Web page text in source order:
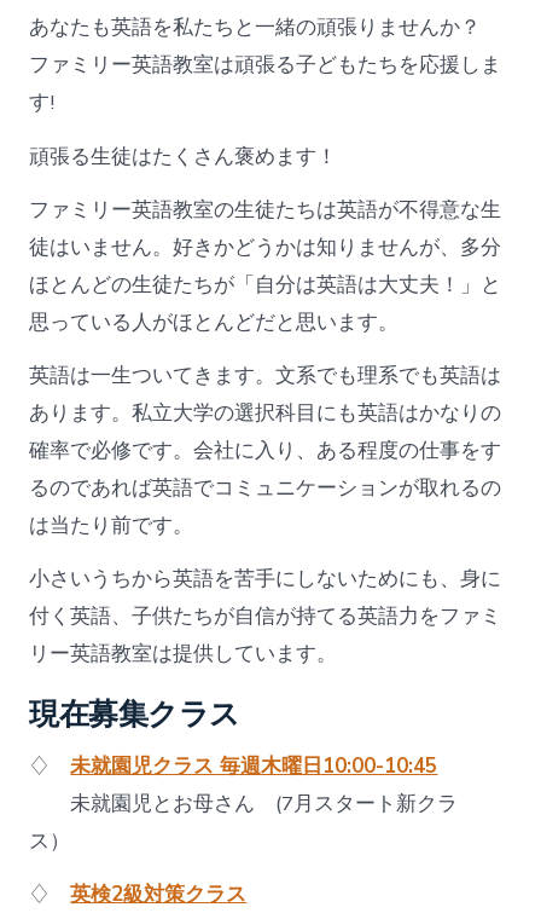
あなたも英語を私たちと一緒の頑張りませんか？
ファミリー英語教室は頑張る子どもたちを応援しま
す!
頑張る生徒はたくさん褒めます！
ファミリー英語教室の生徒たちは英語が不得意な生
徒はいません。好きかどうかは知りませんが、多分
ほとんどの生徒たちが「自分は英語は大丈夫！」と
思っている人がほとんどだと思います。
英語は一生ついてきます。文系でも理系でも英語は
あります。私立大学の選択科目にも英語はかなりの
確率で必修です。会社に入り、ある程度の仕事をす
るのであれば英語でコミュニケーションが取れるの
は当たり前です。
小さいうちから英語を苦手にしないためにも、身に
付く英語、子供たちが自信が持てる英語力をファミ
リー英語教室は提供しています。
現在募集クラス
♢未就園児クラス 毎週木曜日10:00-10:45
未就園児とお母さん (7月スタート新クラ
ス）
♢英検2級対策クラス